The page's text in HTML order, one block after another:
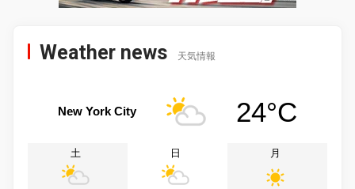
Weather news 天気情報
New York City 24°C
土 日 月